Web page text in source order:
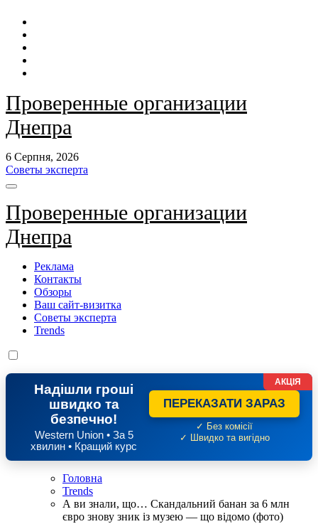
Перейти
контенту
Проверенные организации
Днепра
6 Серпня, 2026
Советы эксперта
Проверенные организации
Днепра
Реклама
Контакты
Обзоры
Ваш сайт-визитка
Советы эксперта
Trends
Надішли гроші
швидко та
безпечно!
Western Union • За 5
хвилин • Кращий курс
ПЕРЕКАЗАТИ ЗАРАЗ
✓ Без комісії
✓ Швидко та вигідно
АКЦІЯ
Головна
Trends
А ви знали, що… Скандальний банан за 6 млн
євро знову зник із музею — що відомо (фото)